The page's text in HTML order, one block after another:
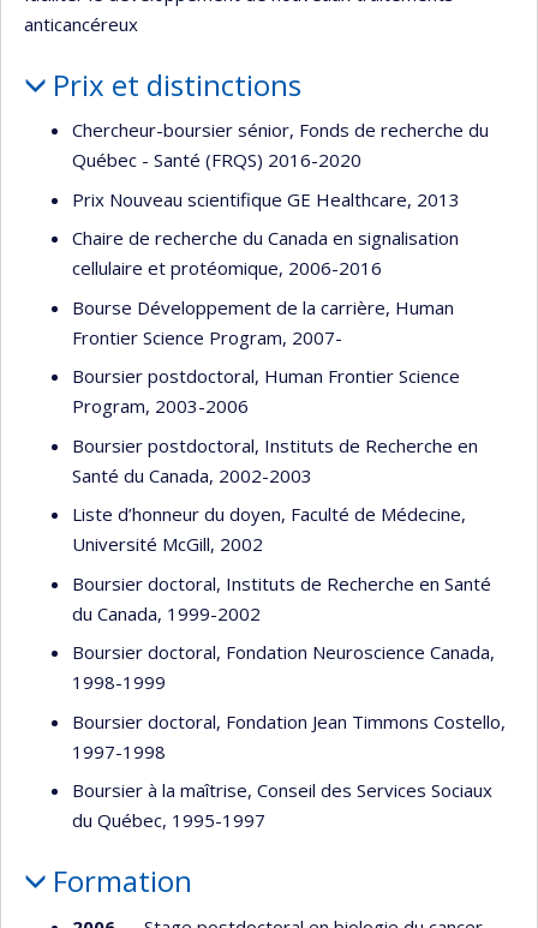
anticancéreux
Prix et distinctions
Chercheur-boursier sénior, Fonds de recherche du
Québec - Santé (FRQS) 2016-2020
Prix Nouveau scientifique GE Healthcare, 2013
Chaire de recherche du Canada en signalisation
cellulaire et protéomique, 2006-2016
Bourse Développement de la carrière, Human
Frontier Science Program, 2007-
Boursier postdoctoral, Human Frontier Science
Program, 2003-2006
Boursier postdoctoral, Instituts de Recherche en
Santé du Canada, 2002-2003
Liste d’honneur du doyen, Faculté de Médecine,
Université McGill, 2002
Boursier doctoral, Instituts de Recherche en Santé
du Canada, 1999-2002
Boursier doctoral, Fondation Neuroscience Canada,
1998-1999
Boursier doctoral, Fondation Jean Timmons Costello,
1997-1998
Boursier à la maîtrise, Conseil des Services Sociaux
du Québec, 1995-1997
Formation